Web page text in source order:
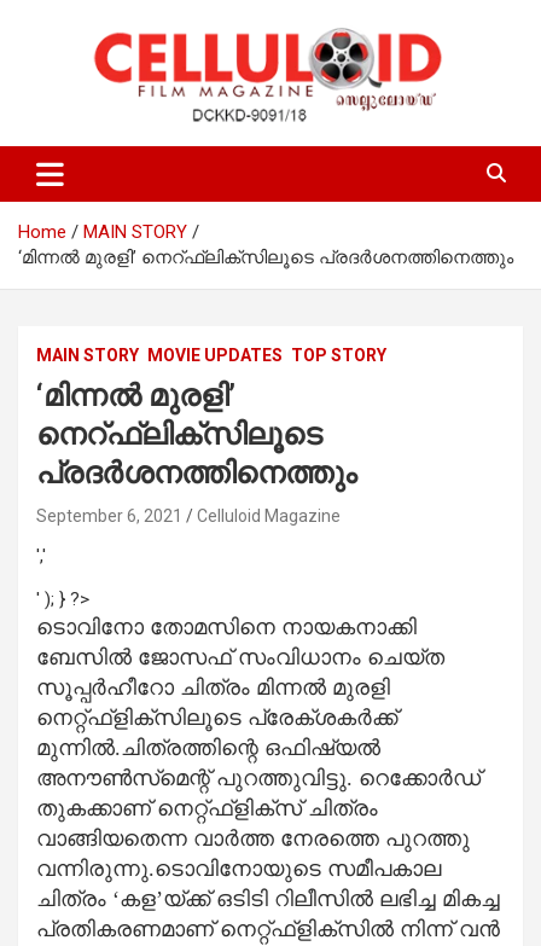
celluloid
Home
MAIN STORY
‘മിന്നല്‍ മുരളി’ നെറ്ഫ്‌ലിക്‌സിലൂടെ പ്രദര്‍ശനത്തിനെത്തും
MAIN STORY MOVIE UPDATES TOP STORY
‘മിന്നല്‍ മുരളി’
നെറ്ഫ്‌ലിക്‌സിലൂടെ
പ്രദര്‍ശനത്തിനെത്തും
September 6, 2021 Celluloid Magazine
','
' ); } ?>
ടൊവിനോ തോമസിനെ നായകനാക്കി
ബേസില്‍ ജോസഫ് സംവിധാനം ചെയ്ത
സൂപ്പര്‍ഹീറോ ചിത്രം മിന്നല്‍ മുരളി
നെറ്റ്ഫ്ളിക്സിലൂടെ പ്രേക്ശകര്‍ക്ക്
മുന്നില്‍.ചിത്രത്തിന്റെ ഒഫിഷ്യല്‍
അനൗണ്‍സ്‌മെന്റ് പുറത്തുവിട്ടു. റെക്കോര്‍ഡ്
തുകക്കാണ് നെറ്റ്ഫ്ളിക്സ് ചിത്രം
വാങ്ങിയതെന്ന വാര്‍ത്ത നേരത്തെ പുറത്തു
വന്നിരുന്നു.ടൊവിനോയുടെ സമീപകാല
ചിത്രം ‘കള’യ്ക്ക് ഒടിടി റിലീസില്‍ ലഭിച്ച മികച്ച
പ്രതികരണമാണ് നെറ്റ്ഫ്ളിക്സില്‍ നിന്ന് വന്‍